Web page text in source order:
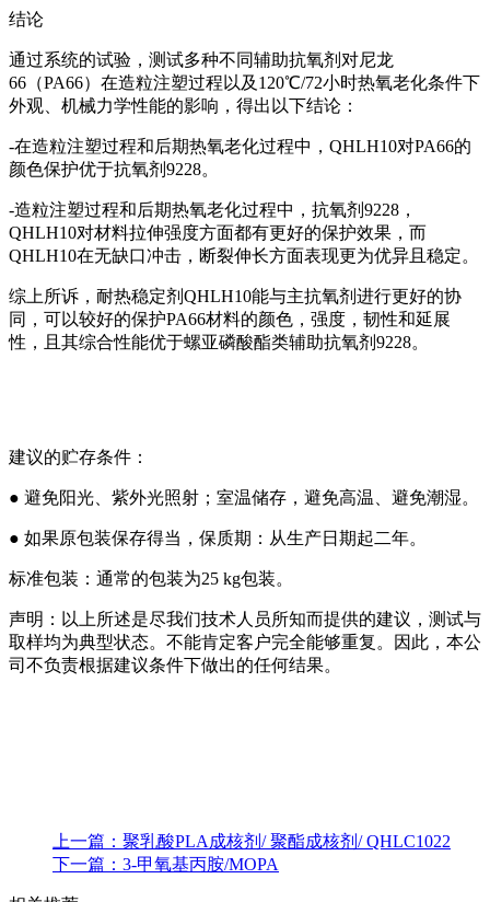
结论
通过系统的试验，测试多种不同辅助抗氧剂对尼龙
66（PA66）在造粒注塑过程以及120℃/72小时热氧老化条件下
外观、机械力学性能的影响，得出以下结论：
-在造粒注塑过程和后期热氧老化过程中，QHLH10对PA66的
颜色保护优于抗氧剂9228。
-造粒注塑过程和后期热氧老化过程中，抗氧剂9228，
QHLH10对材料拉伸强度方面都有更好的保护效果，而
QHLH10在无缺口冲击，断裂伸长方面表现更为优异且稳定。
综上所诉，耐热稳定剂QHLH10能与主抗氧剂进行更好的协
同，可以较好的保护PA66材料的颜色，强度，韧性和延展
性，且其综合性能优于螺亚磷酸酯类辅助抗氧剂9228。
建议的贮存条件：
● 避免阳光、紫外光照射；室温储存，避免高温、避免潮湿。
● 如果原包装保存得当，保质期：从生产日期起二年。
标准包装：通常的包装为25 kg包装。
声明：以上所述是尽我们技术人员所知而提供的建议，测试与
取样均为典型状态。不能肯定客户完全能够重复。因此，本公
司不负责根据建议条件下做出的任何结果。
上一篇： 聚乳酸PLA成核剂/ 聚酯成核剂/ QHLC1022
下一篇： 3-甲氧基丙胺/MOPA